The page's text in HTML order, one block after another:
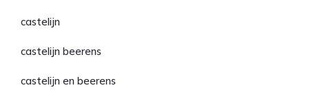
castelijn
castelijn beerens
castelijn en beerens